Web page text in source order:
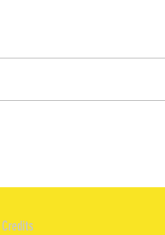
Credits